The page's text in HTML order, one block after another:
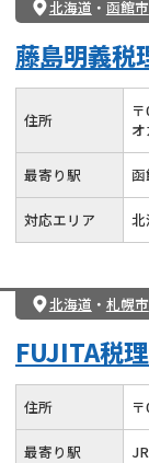
北海道 ・ 函館市
藤島明義税
住所 〒
最寄り駅 函
対応エリア 北
北海道 ・ 札幌市
FUJITA税
住所 〒
最寄り駅